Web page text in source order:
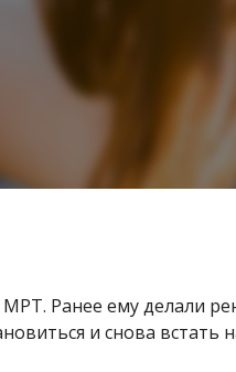
Ранее ему делали
и снова встать